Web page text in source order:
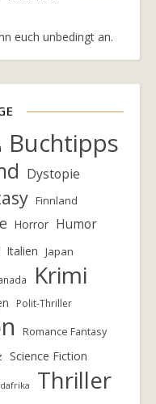
euch unbedingt an.
Buchtipps
Dystopie
Finnland
Horror Humor
Italien Japan
Krimi
Polit-Thriller
Romance Fantasy
Science Fiction
Thriller